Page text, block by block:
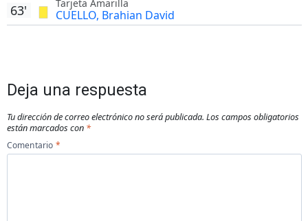
Tarjeta Amarilla
CUELLO, Brahian David
63'
Deja una respuesta
Tu dirección de correo electrónico no será publicada. Los campos obligatorios
están marcados con *
Comentario *